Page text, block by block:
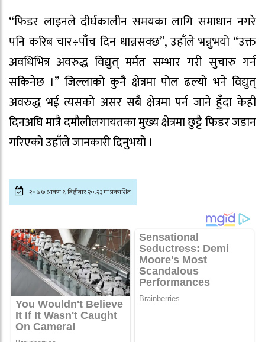
“फिडर लाइनले दीर्घकालीन समयका लागि समाधान नगरे
पनि करिब चार÷पाँच दिन धान्नसक्छ”, उहाँले भन्नुभयो “उक्त
अवधिभित्र अवरुद्ध विद्युत् मर्मत सम्भार गरी सुचारु गर्न
सकिनेछ ।” जिल्लाको कुनै क्षेत्रमा पोल ढल्यो भने विद्युत्
अवरुद्ध भई त्यसको असर सबै क्षेत्रमा पर्न जाने हुँदा केही
दिनअघि मात्रै दमौलीलगायतका मुख्य क्षेत्रमा छुट्टै फिडर जडान
गरिएको उहाँले जानकारी दिनुभयो ।
२०७७ श्रावण १, बिहीबार २०:२३मा प्रकाशित